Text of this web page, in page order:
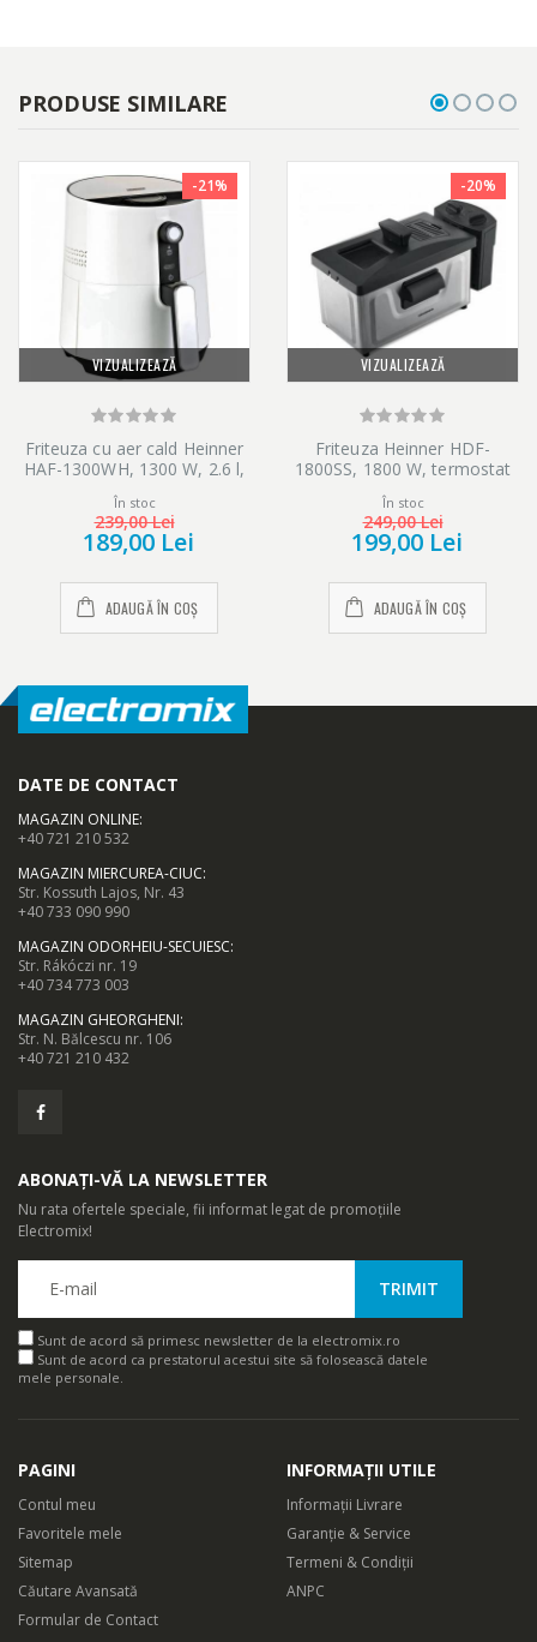
PRODUSE SIMILARE
VIZUALIZEAZĂ
-21%
Friteuza cu aer cald Heinner
HAF-1300WH, 1300 W, 2.6 l,
În stoc
239,00 Lei
189,00 Lei
ADAUGĂ ÎN COȘ
VIZUALIZEAZĂ
-20%
Friteuza Heinner HDF-
1800SS, 1800 W, termostat
În stoc
249,00 Lei
199,00 Lei
ADAUGĂ ÎN COȘ
DATE DE CONTACT
MAGAZIN ONLINE:
+40 721 210 532
MAGAZIN MIERCUREA-CIUC:
Str. Kossuth Lajos, Nr. 43
+40 733 090 990
MAGAZIN ODORHEIU-SECUIESC:
Str. Rákóczi nr. 19
+40 734 773 003
MAGAZIN GHEORGHENI:
Str. N. Bălcescu nr. 106
+40 721 210 432
ABONAȚI-VĂ LA NEWSLETTER
Nu rata ofertele speciale, fii informat legat de promoțiile
Electromix!
Sunt de acord să primesc newsletter de la electromix.ro
Sunt de acord ca prestatorul acestui site să folosească datele
mele personale.
PAGINI
Contul meu
Favoritele mele
Sitemap
Căutare Avansată
Formular de Contact
INFORMAȚII UTILE
Informații Livrare
Garanție & Service
Termeni & Condiții
ANPC